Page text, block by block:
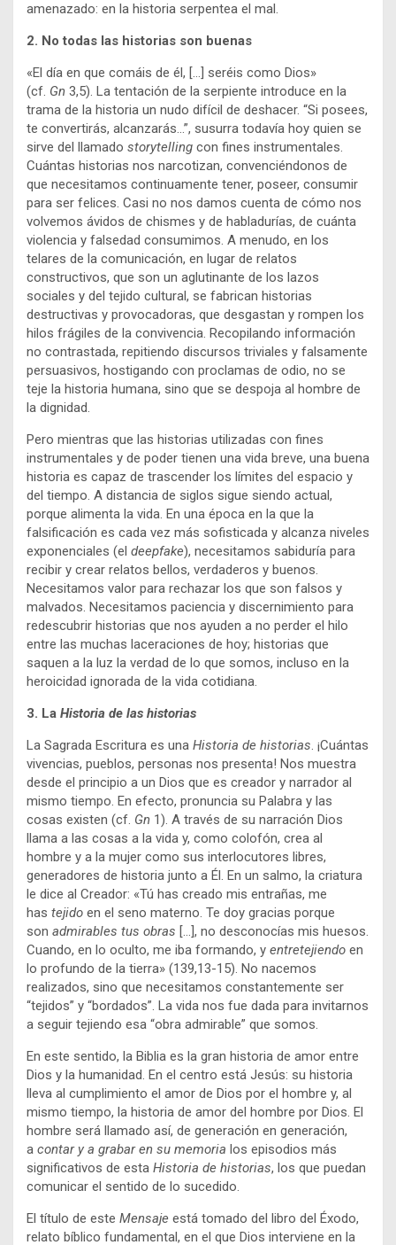
amenazado: en la historia serpentea el mal.
2. No todas las historias son buenas
«El día en que comáis de él, […] seréis como Dios»
(cf. Gn 3,5). La tentación de la serpiente introduce en la
trama de la historia un nudo difícil de deshacer. “Si posees,
te convertirás, alcanzarás…”, susurra todavía hoy quien se
sirve del llamado storytelling con fines instrumentales.
Cuántas historias nos narcotizan, convenciéndonos de
que necesitamos continuamente tener, poseer, consumir
para ser felices. Casi no nos damos cuenta de cómo nos
volvemos ávidos de chismes y de habladurías, de cuánta
violencia y falsedad consumimos. A menudo, en los
telares de la comunicación, en lugar de relatos
constructivos, que son un aglutinante de los lazos
sociales y del tejido cultural, se fabrican historias
destructivas y provocadoras, que desgastan y rompen los
hilos frágiles de la convivencia. Recopilando información
no contrastada, repitiendo discursos triviales y falsamente
persuasivos, hostigando con proclamas de odio, no se
teje la historia humana, sino que se despoja al hombre de
la dignidad.
Pero mientras que las historias utilizadas con fines
instrumentales y de poder tienen una vida breve, una buena
historia es capaz de trascender los límites del espacio y
del tiempo. A distancia de siglos sigue siendo actual,
porque alimenta la vida. En una época en la que la
falsificación es cada vez más sofisticada y alcanza niveles
exponenciales (el deepfake), necesitamos sabiduría para
recibir y crear relatos bellos, verdaderos y buenos.
Necesitamos valor para rechazar los que son falsos y
malvados. Necesitamos paciencia y discernimiento para
redescubrir historias que nos ayuden a no perder el hilo
entre las muchas laceraciones de hoy; historias que
saquen a la luz la verdad de lo que somos, incluso en la
heroicidad ignorada de la vida cotidiana.
3. La Historia de las historias
La Sagrada Escritura es una Historia de historias. ¡Cuántas
vivencias, pueblos, personas nos presenta! Nos muestra
desde el principio a un Dios que es creador y narrador al
mismo tiempo. En efecto, pronuncia su Palabra y las
cosas existen (cf. Gn 1). A través de su narración Dios
llama a las cosas a la vida y, como colofón, crea al
hombre y a la mujer como sus interlocutores libres,
generadores de historia junto a Él. En un salmo, la criatura
le dice al Creador: «Tú has creado mis entrañas, me
has tejido en el seno materno. Te doy gracias porque
son admirables tus obras […], no desconocías mis huesos.
Cuando, en lo oculto, me iba formando, y entretejiendo en
lo profundo de la tierra» (139,13-15). No nacemos
realizados, sino que necesitamos constantemente ser
“tejidos” y “bordados”. La vida nos fue dada para invitarnos
a seguir tejiendo esa “obra admirable” que somos.
En este sentido, la Biblia es la gran historia de amor entre
Dios y la humanidad. En el centro está Jesús: su historia
lleva al cumplimiento el amor de Dios por el hombre y, al
mismo tiempo, la historia de amor del hombre por Dios. El
hombre será llamado así, de generación en generación,
a contar y a grabar en su memoria los episodios más
significativos de esta Historia de historias, los que puedan
comunicar el sentido de lo sucedido.
El título de este Mensaje está tomado del libro del Éxodo,
relato bíblico fundamental, en el que Dios interviene en la